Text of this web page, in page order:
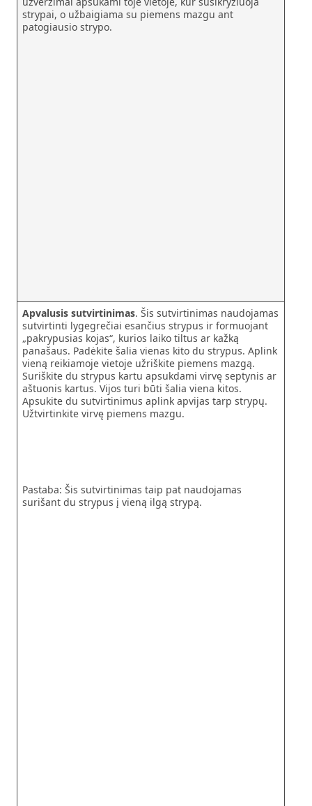
strypai, o užbaigiama su piemens mazgu ant
patogiausio strypo.
Apvalusis sutvirtinimas. Šis sutvirtinimas naudojamas
sutvirtinti lygegrečiai esančius strypus ir formuojant
„pakrypusias kojas“, kurios laiko tiltus ar kažką
panašaus. Padėkite šalia vienas kito du strypus. Aplink
vieną reikiamoje vietoje užriškite piemens mazgą.
Suriškite du strypus kartu apsukdami virvę septynis ar
aštuonis kartus. Vijos turi būti šalia viena kitos.
Apsukite du sutvirtinimus aplink apvijas tarp strypų.
Užtvirtinkite virvę piemens mazgu.
Pastaba: Šis sutvirtinimas taip pat naudojamas
surišant du strypus į vieną ilgą strypą.